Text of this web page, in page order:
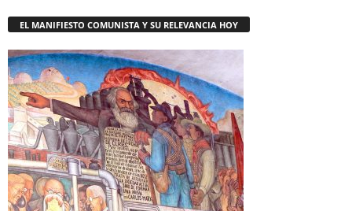
EL MANIFIESTO COMUNISTA Y SU RELEVANCIA HOY